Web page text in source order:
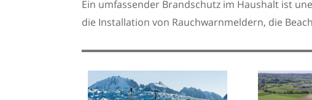
Ein umfassender Brandschutz im Haushalt ist
die Installation von Rauchwarnmeldern, die